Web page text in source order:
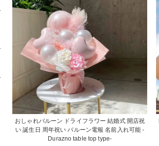
おしゃれバルーン ドライフラワー 結婚式 開店祝
い 誕生日 周年祝い バルーン電報 名前入れ可能 -
Durazno table top type-